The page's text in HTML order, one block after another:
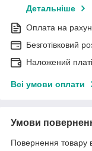
Детальніше
Оплата на
Безготівковий
Наложений
Всі умови оплати
Умови
Повернення товару